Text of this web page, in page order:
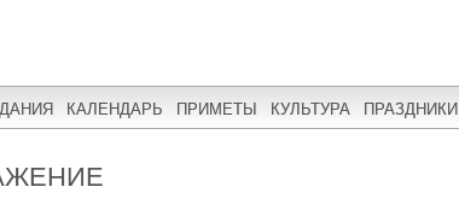
КАЛЕНДАРЬ ПРИМЕТЫ КУЛЬТУРА ПРАЗДНИКИ